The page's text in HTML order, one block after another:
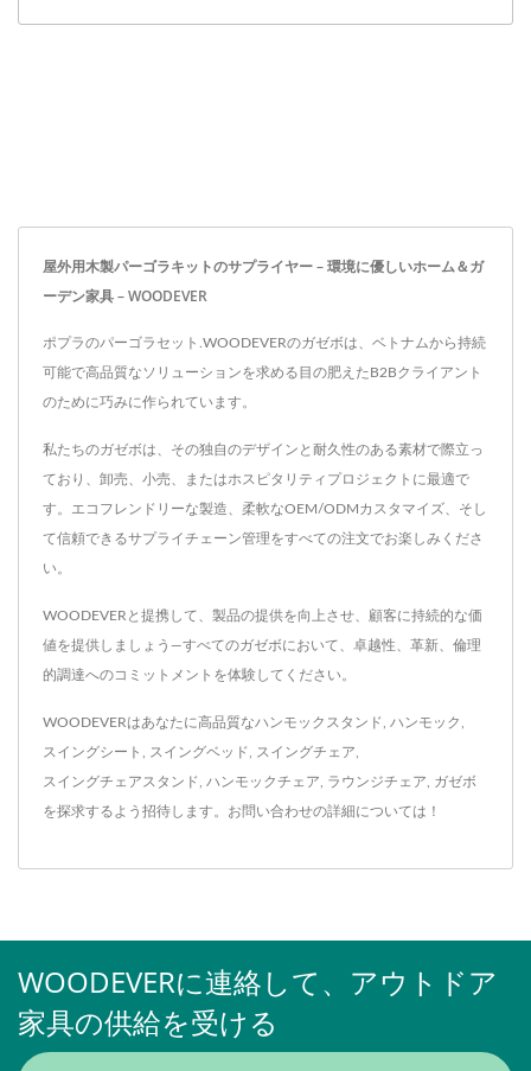
屋外用木製パーゴラキットのサプライヤー – 環境に優しいホーム＆ガ
ーデン家具 – WOODEVER
ポプラのパーゴラセット.WOODEVERのガゼボは、ベトナムから持続
可能で高品質なソリューションを求める目の肥えたB2Bクライアント
のために巧みに作られています。
私たちのガゼボは、その独自のデザインと耐久性のある素材で際立っ
ており、卸売、小売、またはホスピタリティプロジェクトに最適で
す。エコフレンドリーな製造、柔軟なOEM/ODMカスタマイズ、そし
て信頼できるサプライチェーン管理をすべての注文でお楽しみくださ
い。
WOODEVERと提携して、製品の提供を向上させ、顧客に持続的な価
値を提供しましょう—すべてのガゼボにおいて、卓越性、革新、倫理
的調達へのコミットメントを体験してください。
WOODEVERはあなたに高品質なハンモックスタンド ハンモック
スイングシート スイングベッド スイングチェア
スイングチェアスタンド ハンモックチェア ラウンジチェア ガゼボ
を探求するよう招待します。 お問い合わせの詳細については！
WOODEVERに連絡して、アウトドア
家具の供給を受ける